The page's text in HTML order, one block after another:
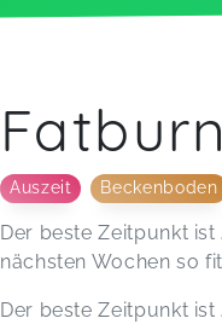
Auszeit Beckenboden
Der beste Zeitpunkt
nächsten Wochen so
Der beste Zeitpunkt ist